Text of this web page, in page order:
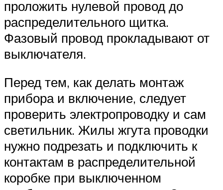
проложить нулевой провод до
распределительного щитка.
Фазовый провод прокладывают от
выключателя.
Перед тем, как делать монтаж
прибора и включение, следует
проверить электропроводку и сам
светильник. Жилы жгута проводки
нужно подрезать и подключить к
контактам в распределительной
коробке при выключенном